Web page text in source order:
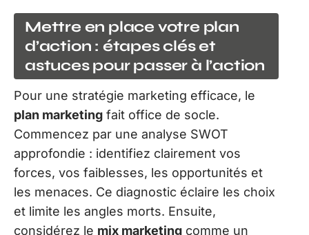
Mettre en place votre plan
d’action : étapes clés et
astuces pour passer à l’action
Pour une stratégie marketing efficace, le
plan marketing fait office de socle.
Commencez par une analyse SWOT
approfondie : identifiez clairement vos
forces, vos faiblesses, les opportunités et
les menaces. Ce diagnostic éclaire les choix
et limite les angles morts. Ensuite,
considérez le mix marketing comme un